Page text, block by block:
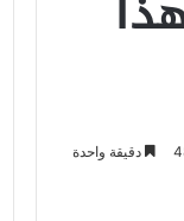
دقيقة واحدة